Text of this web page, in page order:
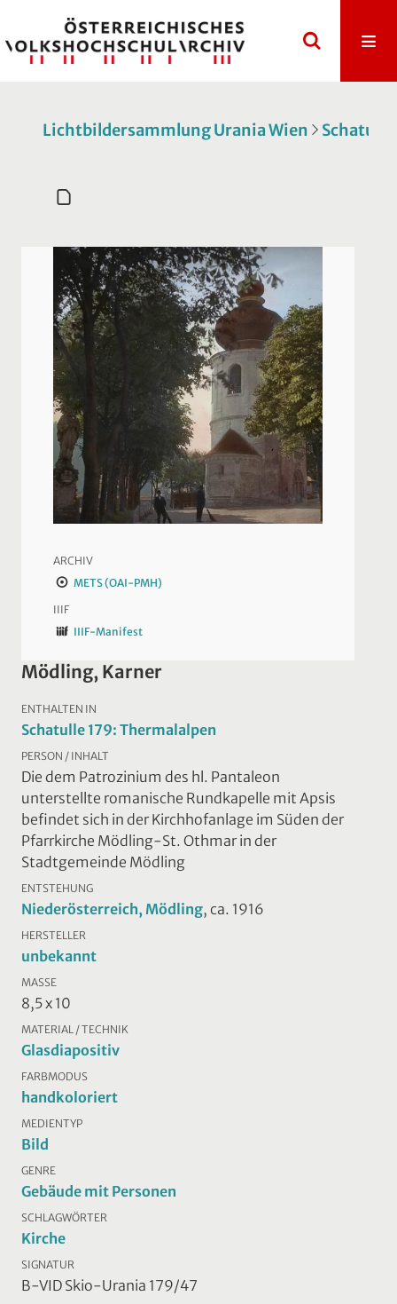
Lichtbildersammlung Urania Wien
ARCHIV
METS (OAI-PMH)
IIIF
IIIF-Manifest
Mödling, Karner
ENTHALTEN IN
Schatulle 179: Thermalalpen
PERSON / INHALT
Die dem Patrozinium des hl. Pantaleon
unterstellte romanische Rundkapelle mit Apsis
befindet sich in der Kirchhofanlage im Süden der
Pfarrkirche Mödling-St. Othmar in der
Stadtgemeinde Mödling
ENTSTEHUNG
Niederösterreich, Mödling, ca. 1916
HERSTELLER
unbekannt
MASSE
8,5 x 10
MATERIAL / TECHNIK
Glasdiapositiv
FARBMODUS
handkoloriert
MEDIENTYP
Bild
GENRE
Gebäude mit Personen
SCHLAGWÖRTER
Kirche
SIGNATUR
B-VID Skio-Urania 179/47